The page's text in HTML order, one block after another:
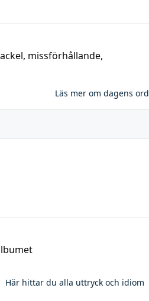
, missförhållande,
Läs mer om dagens ord
Här hittar du alla uttryck och idiom